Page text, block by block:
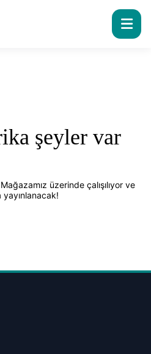
şeyler var
üzerinde çalışılıyor ve
yayınlanacak!